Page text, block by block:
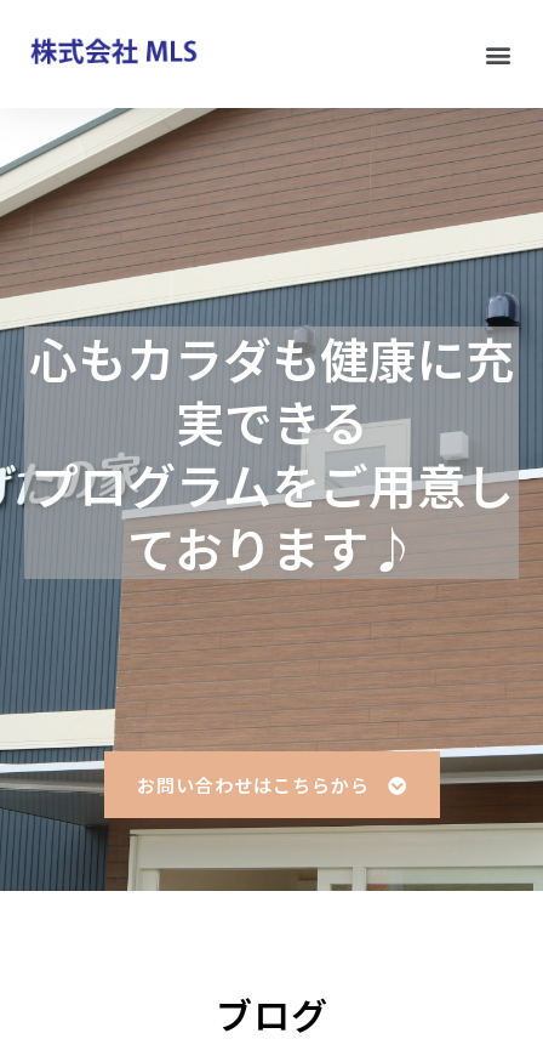
心もカラダも健康に充
実できる
プログラムをご用意し
ております♪
お問い合わせはこちらから
ブログ